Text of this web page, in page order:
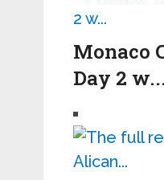
Monaco
Day 2